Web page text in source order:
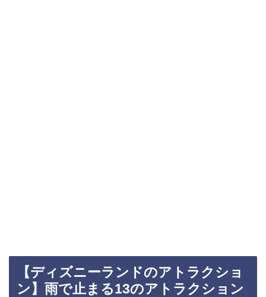
【ディズニーランドのアトラクショ
ン】雨で止まる13のアトラクション